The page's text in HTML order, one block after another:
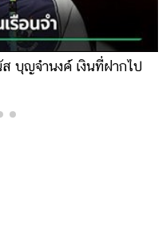
บุญจำนงค์ เงินที่ฝากไป